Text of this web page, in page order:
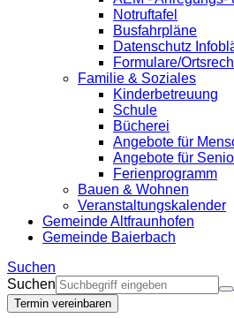
Notruftafel
Busfahrpläne
Datenschutz
Formulare/
Familie & Soziales
Kinderbetreuung
Schule
Bücherei
Angebote für
Angebote für
Ferienprogramm
Bauen & Wohnen
Veranstaltungskalender
Gemeinde Altfraunhofen
Gemeinde Baierbach
Suchen
Suchen
Termin vereinbaren